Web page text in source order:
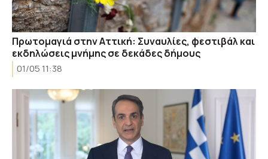
Πρωτομαγιά στην Αττική: Συναυλίες, φεστιβάλ και
εκδηλώσεις μνήμης σε δεκάδες δήμους
01/05 11:38